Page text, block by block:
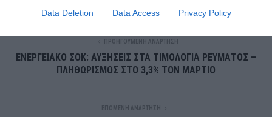
Data Deletion Data Access Privacy Policy
ΠΡΟΗΓΟΎΜΕΝΗ ΑΝΆΡΤΗΣΗ
ΕΝΕΡΓΕΙΑΚΟ ΣΟΚ: ΑΥΞΗΣΕΙΣ ΣΤΑ ΤΙΜΟΛΟΓΙΑ ΡΕΥΜΑΤΟΣ –
ΠΛΗΘΩΡΙΣΜΟΣ ΣΤΟ 3,3% ΤΟΝ ΜΑΡΤΙΟ
ΕΠΌΜΕΝΗ ΑΝΆΡΤΗΣΗ